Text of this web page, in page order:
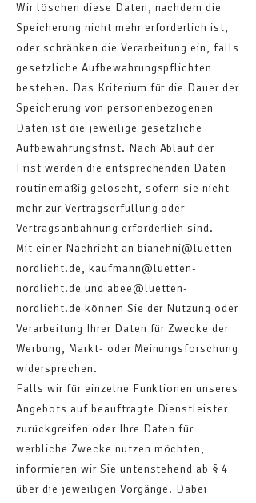
Wir löschen diese Daten, nachdem die
Speicherung nicht mehr erforderlich ist,
oder schränken die Verarbeitung ein, falls
gesetzliche Aufbewahrungspflichten
bestehen. Das Kriterium für die Dauer der
Speicherung von personenbezogenen
Daten ist die jeweilige gesetzliche
Aufbewahrungsfrist. Nach Ablauf der
Frist werden die entsprechenden Daten
routinemäßig gelöscht, sofern sie nicht
mehr zur Vertragserfüllung oder
Vertragsanbahnung erforderlich sind.
Mit einer Nachricht an bianchni@luetten-
nordlicht.de, kaufmann@luetten-
nordlicht.de und abee@luetten-
nordlicht.de können Sie der Nutzung oder
Verarbeitung Ihrer Daten für Zwecke der
Werbung, Markt- oder Meinungsforschung
widersprechen.
Falls wir für einzelne Funktionen unseres
Angebots auf beauftragte Dienstleister
zurückgreifen oder Ihre Daten für
werbliche Zwecke nutzen möchten,
informieren wir Sie untenstehend ab § 4
über die jeweiligen Vorgänge. Dabei